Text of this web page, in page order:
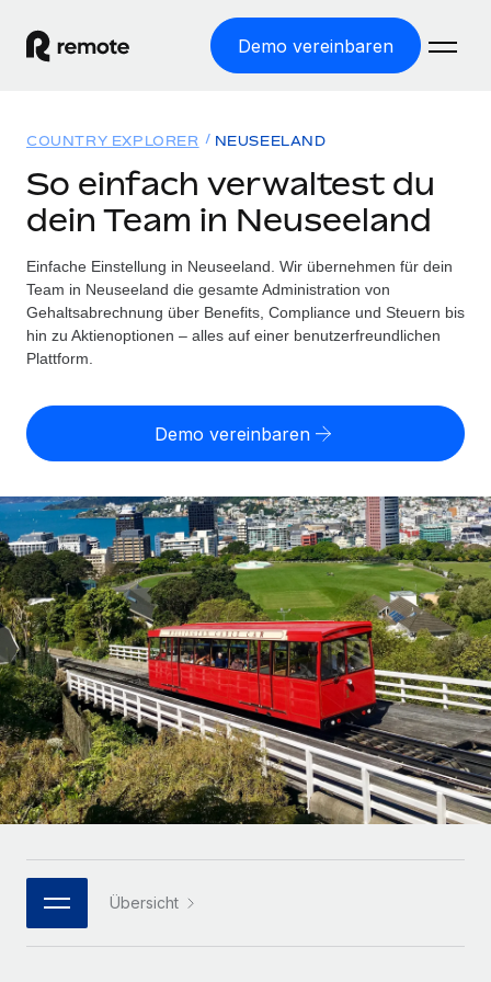
Demo vereinbaren
WELTWEITE BESCHÄFTIGUNG
Globale Payroll
Einfache, rechtssicher Payroll
Employer of Record
Weltweites Wachstum ohne Kosten für Niederlassungen
Contractor of Record
Rechtssichere, weltweite Arbeit mit Freelancer:innen
Globales Onboarding und Verwalten von
Freelancer:innen
PEO
Auslagern von komplexen HR-Aufgaben
INFRASTRUKTUR
Remote Embedded
Nahtlose Integration der HR in bestehende Abläufe
Plattform
Integrierte HR-Kernfunktionen für dein Team
MCP
Integrationen
Lösungen
WELTWEITE ABDECKUNG
Country Explorer
Länderspezifische Unterstützung bei der Einstellung
Einfache Einstellung in allen US-Bundesstaaten
WACHSTUMSPHASE
Startups
Agile HR- und Payroll-Lösungen für wachsende
Unternehmen
Mittelstand
Maßgeschneiderte HR-Lösungen, um Teams zu
vergrößern
Enterprise
Globale HR für Konzerne und Großunternehmen
PARTNER WERDEN
Flexible Einbettung von Global-HR-Funktionen in deine
Ressourcen
TOOLS UND RECHNER
Scheinselbstständigkeitsrisiko berechnen
Personalkostenrechner
Gesamtbeschäftigungskosten
Honorarzahlungen berechnen
Informationen zu möglichen Währungen und
Abwicklungsfristen für globale Freelancer:innen
LERNEN MIT REMOTE
Forschung und Leitfäden
Fallstudien
HR-Glossar
Bibliothek für Stellenbeschreibungen
Webinare
Preise
Nederlands
Français
Deutsch
Español
Italiano
Português (Portugal)
한국어
Anmelden
COUNTRY EXPLORER NEUSEELAND
So einfach verwaltest du
dein Team in Neuseeland
Einfache Einstellung in Neuseeland. Wir übernehmen für dein
Team in Neuseeland die gesamte Administration von
Gehaltsabrechnung über Benefits, Compliance und Steuern bis
hin zu Aktienoptionen – alles auf einer benutzerfreundlichen
Plattform.
Demo vereinbaren
Übersicht